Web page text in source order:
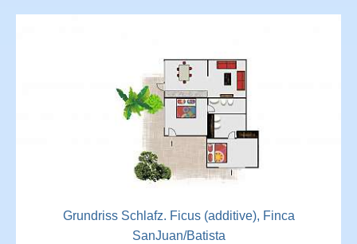
Grundriss Schlafz. Ficus (additive), Finca
SanJuan/Batista